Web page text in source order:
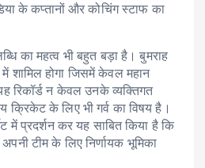
के कप्तानों और कोचिंग स्टाफ का
का महत्व भी बहुत बड़ा है। बुमराह
शामिल होगा जिसमें केवल महान
रिकॉर्ड न केवल उनके व्यक्तिगत
क्रिकेट के लिए भी गर्व का विषय है।
में प्रदर्शन कर यह साबित किया है कि
अपनी टीम के लिए निर्णायक भूमिका